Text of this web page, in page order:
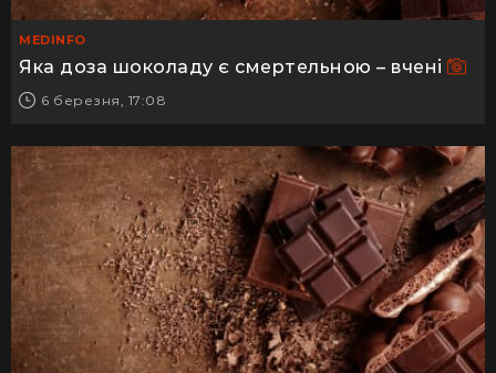
MEDINFO
Яка доза шоколаду є смертельною – вчені
6 березня, 17:08